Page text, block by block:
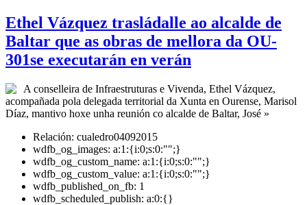
Ethel Vázquez trasládalle ao alcalde de
Baltar que as obras de mellora da OU-
301se executarán en verán
A conselleira de Infraestruturas e Vivenda, Ethel Vázquez,
acompañada pola delegada territorial da Xunta en Ourense, Marisol
Díaz, mantivo hoxe unha reunión co alcalde de Baltar, José »
Relación: cualedro04092015
wdfb_og_images: a:1:{i:0;s:0:"";}
wdfb_og_custom_name: a:1:{i:0;s:0:"";}
wdfb_og_custom_value: a:1:{i:0;s:0:"";}
wdfb_published_on_fb: 1
wdfb_scheduled_publish: a:0:{}